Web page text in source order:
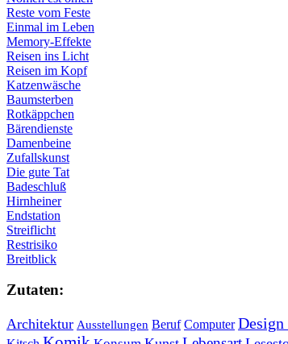
Reste vom Feste
Einmal im Leben
Memory-Effekte
Reisen ins Licht
Reisen im Kopf
Katzenwäsche
Baumsterben
Rotkäppchen
Bärendienste
Damenbeine
Zufallskunst
Die gute Tat
Badeschluß
Hirnheiner
Endstation
Streiflicht
Restrisiko
Breitblick
Zu­ta­ten:
Architektur Ausstellungen Beruf Computer